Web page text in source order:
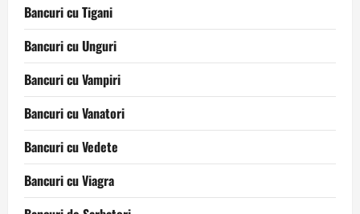
Bancuri cu Tigani
Bancuri cu Unguri
Bancuri cu Vampiri
Bancuri cu Vanatori
Bancuri cu Vedete
Bancuri cu Viagra